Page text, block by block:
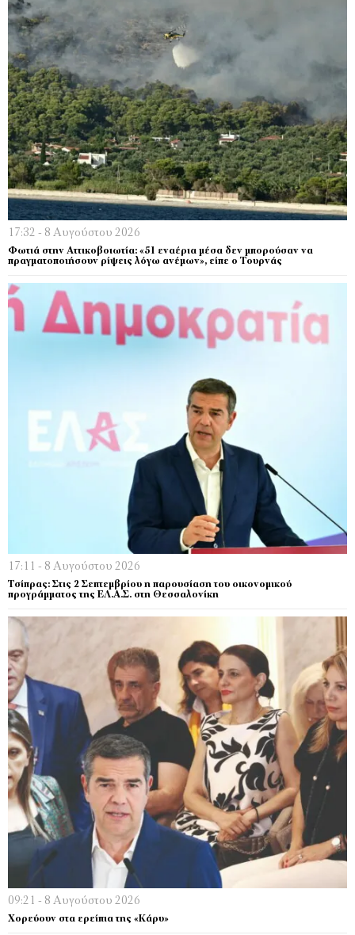
17:32 - 8 Αυγούστου 2026
Φωτιά στην Αττικοβοιωτία: «51 εναέρια μέσα δεν μπορούσαν να
πραγματοποιήσουν ρίψεις λόγω ανέμων», είπε ο Τουρνάς
17:11 - 8 Αυγούστου 2026
Τσίπρας: Στις 2 Σεπτεμβρίου η παρουσίαση του οικονομικού
προγράμματος της ΕΛ.Α.Σ. στη Θεσσαλονίκη
09:21 - 8 Αυγούστου 2026
Χορεύουν στα ερείπια της «Κάρυ»